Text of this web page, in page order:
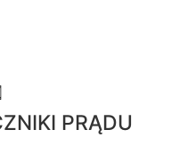
PRĄDU